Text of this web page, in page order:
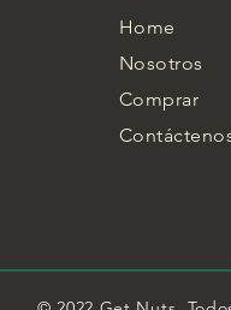
Home
Nosotros
Comprar